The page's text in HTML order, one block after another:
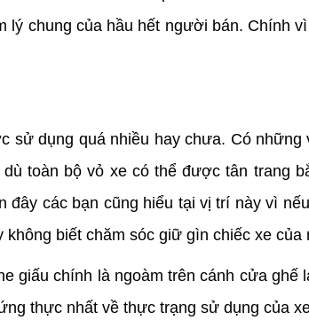
chung của hầu hết người bán. Chính
sử dụng quá nhiều hay chưa. Có
toàn bộ vỏ xe có thể được tân trang
các bạn cũng hiểu tại vị trí này vì
biết chăm sóc giữ gìn chiếc xe của
giấu chính là ngoàm trên cánh cửa ghế
thực nhất về thực trạng sử dụng của